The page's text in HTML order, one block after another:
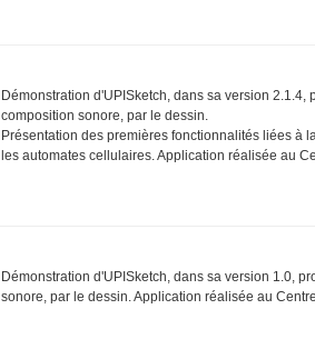
Démonstration d'UPISketch, dans sa version 2.1.4,
composition sonore, par le dessin.
Présentation des premières fonctionnalités liées à
les automates cellulaires. Application réalisée au
Démonstration d'UPISketch, dans sa version 1.0,
sonore, par le dessin. Application réalisée au